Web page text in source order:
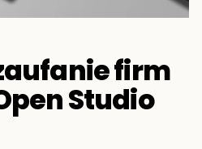
firm
Studio